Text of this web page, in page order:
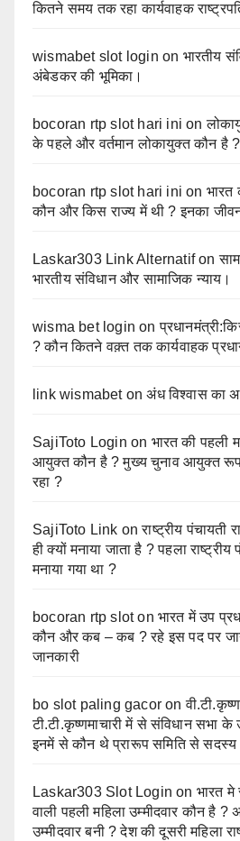
कितने समय तक रहा कार्यवाहक
wismabet slot login on भारतीय
अंबेडकर की भूमिका।
bocoran rtp slot hari ini on
के पहले और वर्तमान लोकायुक्त कौन है ?
bocoran rtp slot hari ini on भारत
कौन और किस राज्य में थी ? इनका
Laskar303 Link Alternatifon
भारतीय संविधान और सामाजिक न्याय।
wisma bet login on
? कौन कितने वक़्त तक कार्यवाहक
link wismabetonअंध विश्वास का
SajiToto Login on भारत की पहली
आयुक्त कौन है ? मुख्य चुनाव आयुक्त रूप
रहा ?
SajiToto Link onराष्ट्रीय
ही क्यों मनाया जाता है ? पहला
मनाया गया था ?
bocoran rtp slotonभारत में उप
कौन और कब – कब ? रहे इस पद पर
जानकारी
bo slot paling gacor on
टी.टी.कृष्णमाचारी में से संविधान सभा
इनमें से कौन थे प्रारूप समिति से सदस्य
Laskar303 Slot Login on भारत मे
वाली पहली महिला उम्मीदवार कौन है
उम्मीदवार बनी ? देश की दूसरी महिला